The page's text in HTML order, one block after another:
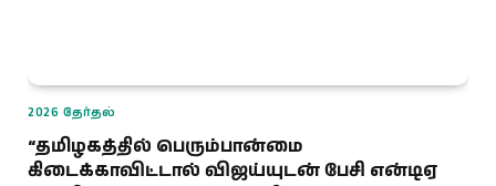
2026 தேர்தல்
“தமிழகத்தில் பெரும்பான்மை
கிடைக்காவிட்டால் விஜய்யுடன் பேசி என்டிஏ